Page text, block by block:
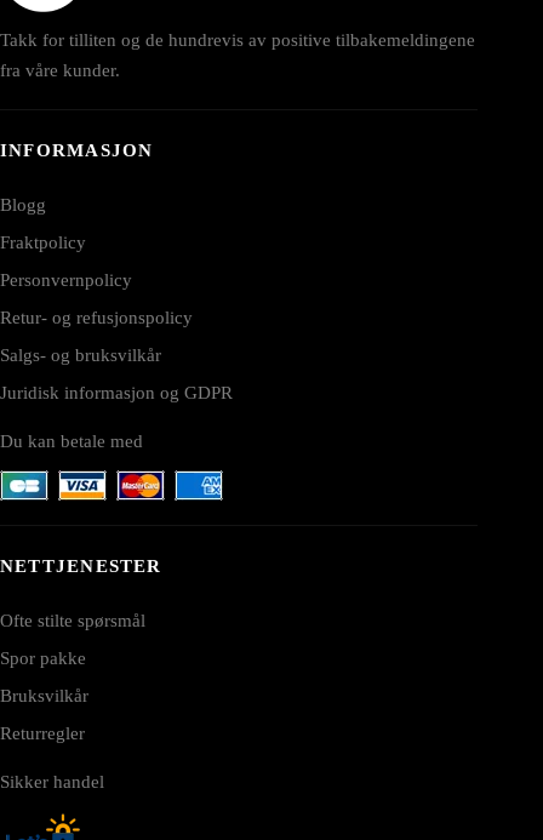
Takk for tilliten og de hundrevis av positive tilbakemeldingene
fra våre kunder.
INFORMASJON
Blogg
Fraktpolicy
Personvernpolicy
Retur- og refusjonspolicy
Salgs- og bruksvilkår
Juridisk informasjon og GDPR
Du kan betale med
NETTJENESTER
Ofte stilte spørsmål
Spor pakke
Bruksvilkår
Returregler
Sikker handel